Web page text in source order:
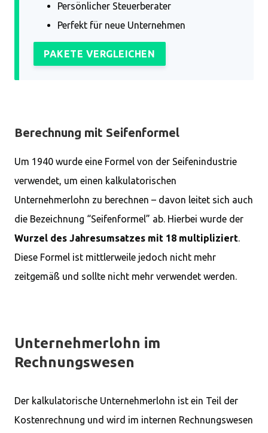
Persönlicher Steuerberater
Perfekt für neue Unternehmen
PAKETE VERGLEICHEN
Berechnung mit Seifenformel
Um 1940 wurde eine Formel von der Seifenindustrie
verwendet, um einen kalkulatorischen
Unternehmerlohn zu berechnen – davon leitet sich auch
die Bezeichnung “Seifenformel” ab. Hierbei wurde der
Wurzel des Jahresumsatzes mit 18 multipliziert.
Diese Formel ist mittlerweile jedoch nicht mehr
zeitgemäß und sollte nicht mehr verwendet werden.
Unternehmerlohn im
Rechnungswesen
Der kalkulatorische Unternehmerlohn ist ein Teil der
Kostenrechnung und wird im internen Rechnungswesen